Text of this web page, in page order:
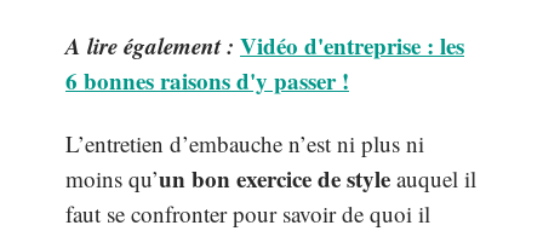
A lire également : Vidéo d'entreprise : les
6 bonnes raisons d'y passer !
L’entretien d’embauche n’est ni plus ni
moins qu’un bon exercice de style auquel il
faut se confronter pour savoir de quoi il